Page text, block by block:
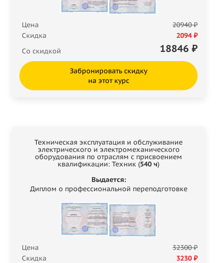
Цена
20940 ₽
Скидка
2094 ₽
Со скидкой
18846 ₽
Забронировать скидку
на этот курс
Техническая эксплуатация и обслуживание
электрического и электромеханического
оборудования по отраслям с присвоением
квалификации: Техник (540 ч)
Выдается:
Диплом о профессиональной переподготовке
Цена
32300 ₽
Скидка
3230 ₽